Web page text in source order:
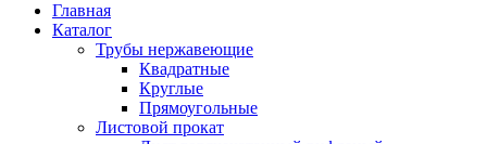
Главная
Каталог
Трубы нержавеющие
Квадратные
Круглые
Прямоугольные
Листовой прокат